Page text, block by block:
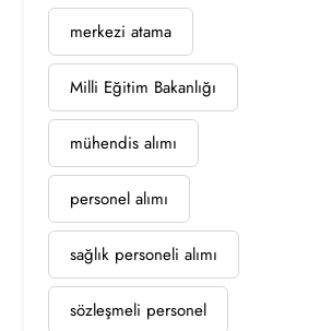
merkezi atama
Milli Eğitim Bakanlığı
mühendis alımı
personel alımı
sağlık personeli alımı
sözleşmeli personel